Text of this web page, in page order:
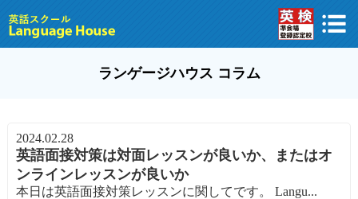
ランゲージハウス コラム
2024.02.28
英語面接対策は対面レッスンが良いか、またはオ
ンラインレッスンが良いか
本日は英語面接対策レッスンに関してです。 Langu...